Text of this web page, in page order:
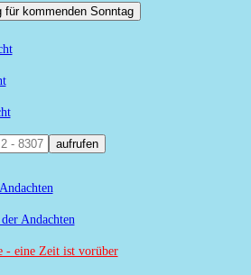
für kommenden Sonntag
aufrufen
Andachten
- eine Zeit ist vorüber